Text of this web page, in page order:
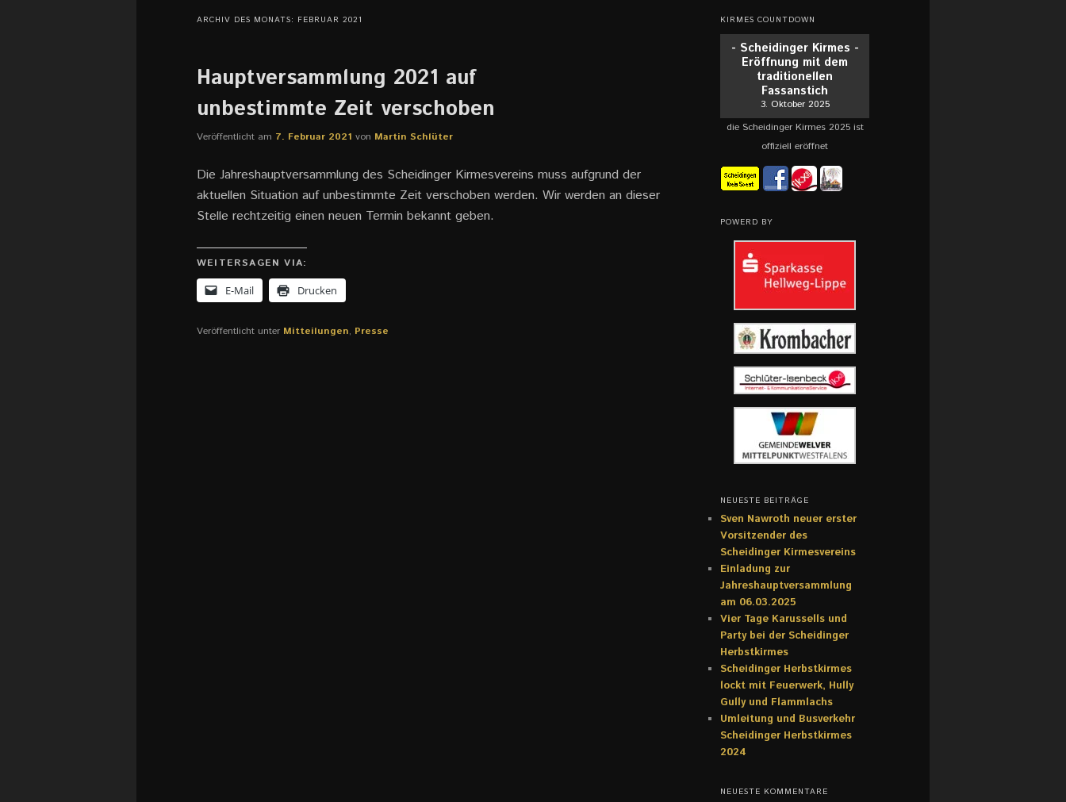
ARCHIV DES MONATS: FEBRUAR 2021
Hauptversammlung 2021 auf
unbestimmte Zeit verschoben
Veröffentlicht am 7. Februar 2021 von Martin Schlüter
Die Jahreshauptversammlung des Scheidinger Kirmesvereins muss aufgrund der
aktuellen Situation auf unbestimmte Zeit verschoben werden. Wir werden an dieser
Stelle rechtzeitig einen neuen Termin bekannt geben.
WEITERSAGEN VIA:
E-Mail Drucken
Veröffentlicht unter Mitteilungen, Presse
KIRMES COUNTDOWN
- Scheidinger Kirmes -
Eröffnung mit dem
traditionellen
Fassanstich
3. Oktober 2025
die Scheidinger Kirmes 2025 ist
offiziell eröffnet
POWERD BY
NEUESTE BEITRÄGE
Sven Nawroth neuer erster
Vorsitzender des
Scheidinger Kirmesvereins
Einladung zur
Jahreshauptversammlung
am 06.03.2025
Vier Tage Karussells und
Party bei der Scheidinger
Herbstkirmes
Scheidinger Herbstkirmes
lockt mit Feuerwerk, Hully
Gully und Flammlachs
Umleitung und Busverkehr
Scheidinger Herbstkirmes
2024
NEUESTE KOMMENTARE